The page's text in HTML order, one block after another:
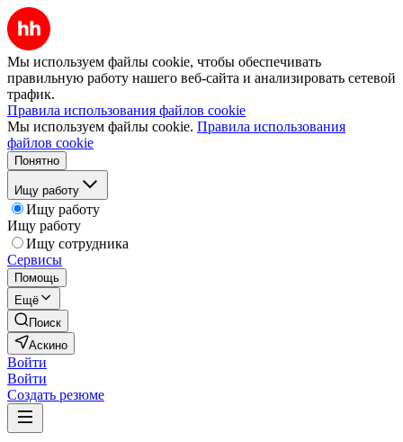
Мы используем файлы cookie, чтобы обеспечивать
правильную работу нашего веб-сайта и анализировать сетевой
трафик.
Правила использования файлов cookie
Мы используем файлы cookie. Правила использования
файлов cookie
Понятно
Ищу работу
Ищу работу
Ищу работу
Ищу сотрудника
Сервисы
Помощь
Ещё
Поиск
Аскино
Войти
Войти
Создать резюме